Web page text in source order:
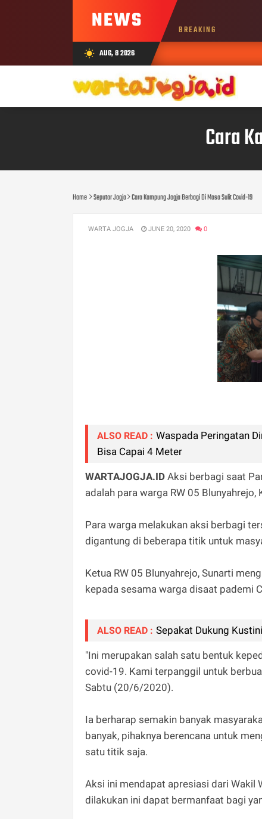
NEWS BREAKING
wb_sunny AUG, 8 2026
Cara
Home Seputar Jogja Cara Kampung Jogja Berbagi Di Masa Sulit Covid-19
WARTA JOGJA JUNE 20, 2020 0
ALSO READ : Waspada Peringatan
Bisa Capai 4 Meter
WARTAJOGJA.ID Aksi berbagi saat
adalah para warga RW 05
Para warga melakukan aksi berbagi
digantung di beberapa titik untuk
Ketua RW 05 Blunyahrejo, Sunarti
kepada sesama warga disaat pademi
ALSO READ : Sepakat Dukung
"Ini merupakan salah satu bentuk
covid-19. Kami terpanggil untuk
Sabtu (20/6/2020).
Ia berharap semakin banyak
banyak, pihaknya berencana untuk
satu titik saja.
Aksi ini mendapat apresiasi dari Wakil
dilakukan ini dapat bermanfaat bagi